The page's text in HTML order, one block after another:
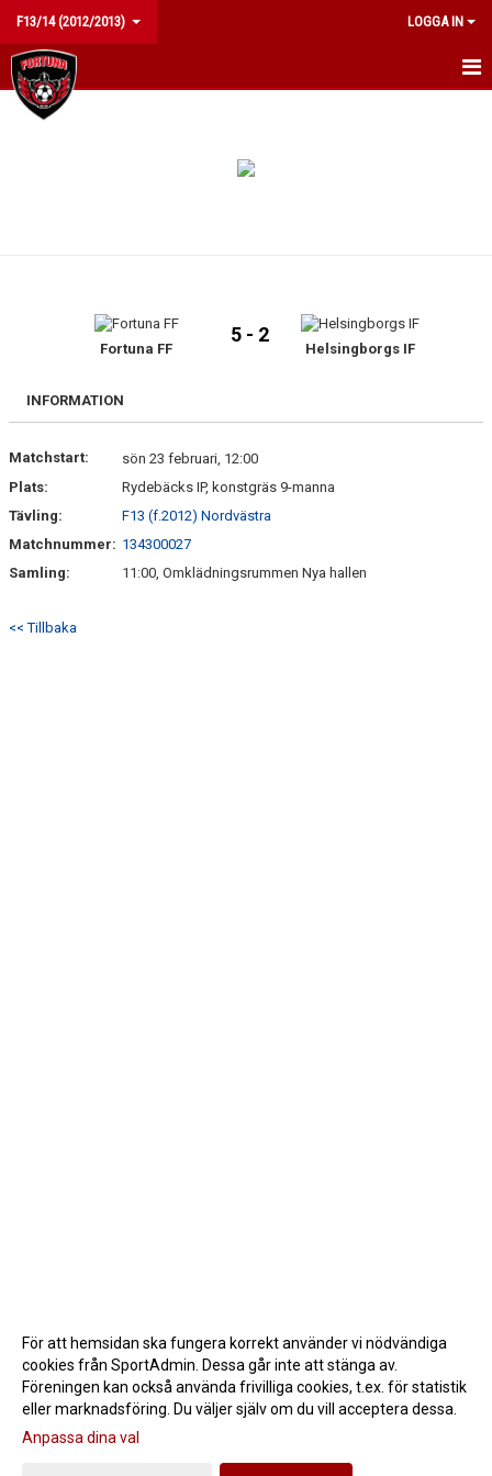
F13/14 (2012/2013) LOGGA IN
HEM
DOKUMENT
Fortuna FF
5 - 2
Helsingborgs IF
INFORMATION
Matchstart:
sön 23 februari, 12:00
Plats:
Rydebäcks IP, konstgräs 9-manna
Tävling:
F13 (f.2012) Nordvästra
Matchnummer: 134300027
Samling:
11:00, Omklädningsrummen Nya hallen
<< Tillbaka
Gå till Webbversion
För att hemsidan ska fungera korrekt använder vi nödvändiga
cookies från SportAdmin. Dessa går inte att stänga av.
Föreningen kan också använda frivilliga cookies, t.ex. för statistik
eller marknadsföring. Du väljer själv om du vill acceptera dessa.
Anpassa dina val